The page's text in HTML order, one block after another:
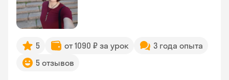
5 от 1090 ₽ за урок
3 года опыта
5 отзывов